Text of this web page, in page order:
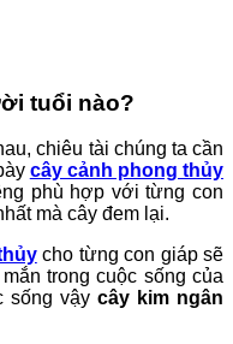
tuổi nào?
chiêu tài chúng ta cần
cây cảnh phong thủy
phù hợp với từng con
mà cây đem lại.
cho từng con giáp sẽ
trong cuộc sống của
sống vậy cây kim ngân